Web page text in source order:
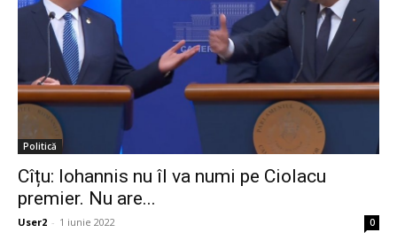
Politică
Cîțu: Iohannis nu îl va numi pe Ciolacu
premier. Nu are...
User2 - 1 iunie 2022 0